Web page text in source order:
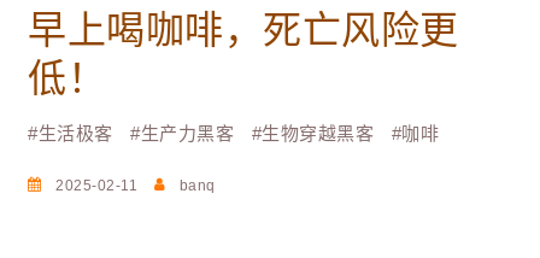
早上喝咖啡，死亡风险更
低！
#生活极客 #生产力黑客 #生物穿越黑客 #咖啡
2025-02-11 banq